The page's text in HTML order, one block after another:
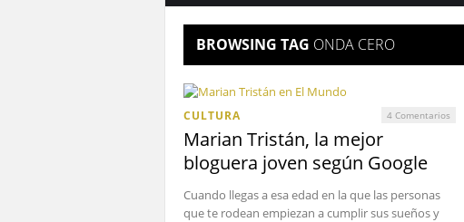
BROWSING TAG ONDA CERO
CULTURA 4 Comentarios
Marian Tristán, la mejor
bloguera joven según Google
Cuando llegas a esa edad en la que las personas
que te rodean empiezan a cumplir sus sueños y